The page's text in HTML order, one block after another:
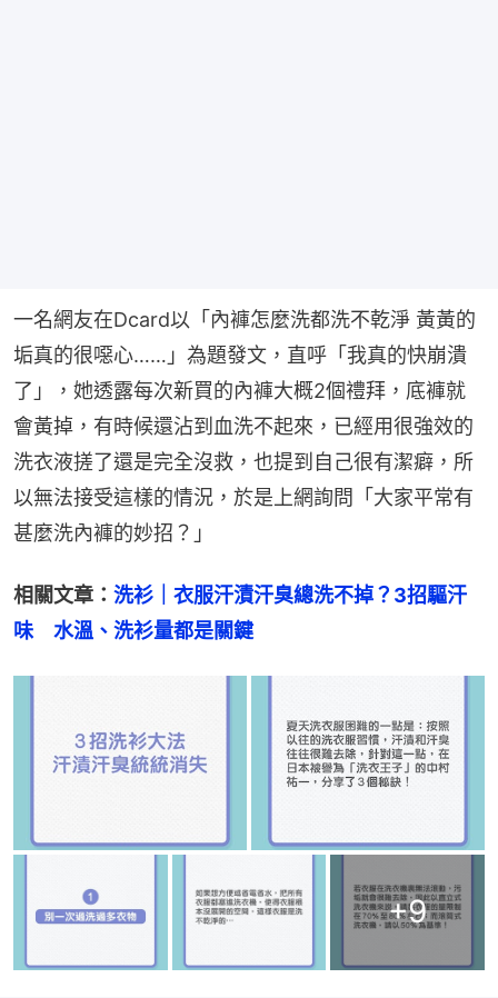
一名網友在Dcard以「內褲怎麼洗都洗不乾淨 黃黃的
垢真的很噁心……」為題發文，直呼「我真的快崩潰
了」，她透露每次新買的內褲大概2個禮拜，底褲就
會黃掉，有時候還沾到血洗不起來，已經用很強效的
洗衣液搓了還是完全沒救，也提到自己很有潔癖，所
以無法接受這樣的情況，於是上網詢問「大家平常有
甚麼洗內褲的妙招？」
相關文章： 洗衫｜衣服汗漬汗臭總洗不掉？3招驅汗
味　水溫、洗衫量都是關鍵
+9